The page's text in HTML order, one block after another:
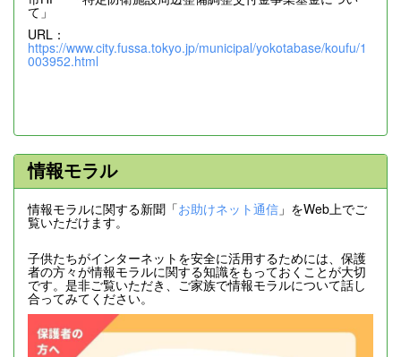
て」
URL：
https://www.city.fussa.tokyo.jp/municipal/yokotabase/koufu/1
003952.html
情報モラル
情報モラルに関する新聞「お助けネット通信 」をWeb上でご
覧いただけます。
子供たちがインターネットを安全に活用するためには、保護
者の方々が情報モラルに関する知識をもっておくことが大切
です。是非ご覧いただき、ご家族で情報モラルについて話し
合ってみてください。